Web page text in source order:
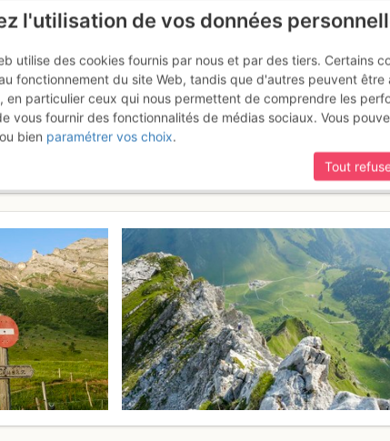
la Blonnière : Combe à
l'utilisation de vos données
utilise des cookies fournis par nous et par des tiers. Certains
fonctionnement du site Web, tandis que d'autres peuvent être
en particulier ceux qui nous permettent de comprendre les
vous fournir des fonctionnalités de médias sociaux. Vous
bien paramétrer vos choix.
Tout